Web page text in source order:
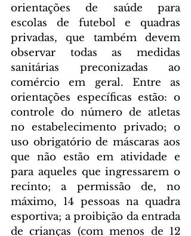
orientações de saúde para
escolas de futebol e quadras
privadas, que também devem
observar todas as medidas
sanitárias preconizadas ao
comércio em geral. Entre as
orientações específicas estão: o
controle do número de atletas
no estabelecimento privado; o
uso obrigatório de máscaras aos
que não estão em atividade e
para aqueles que ingressarem o
recinto; a permissão de, no
máximo, 14 pessoas na quadra
esportiva; a proibição da entrada
de crianças (com menos de 12